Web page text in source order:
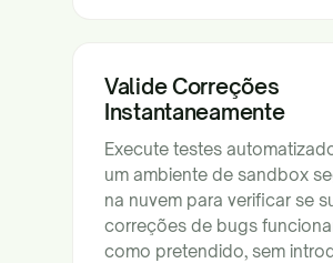
Valide Correções
Instantaneamente
Execute testes
um ambiente de sandbox
na nuvem para verificar se
correções de bugs
como pretendido, sem